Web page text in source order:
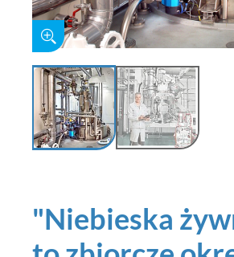
"Niebieska